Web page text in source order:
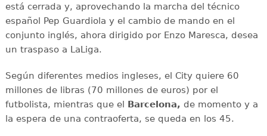
está cerrada y, aprovechando la marcha del técnico
español Pep Guardiola y el cambio de mando en el
conjunto inglés, ahora dirigido por Enzo Maresca, desea
un traspaso a LaLiga.
Según diferentes medios ingleses, el City quiere 60
millones de libras (70 millones de euros) por el
futbolista, mientras que el Barcelona, de momento y a
la espera de una contraoferta, se queda en los 45.